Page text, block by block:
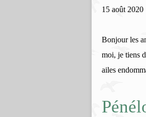
15 août 2020
Bonjour les
moi, je tiens
ailes